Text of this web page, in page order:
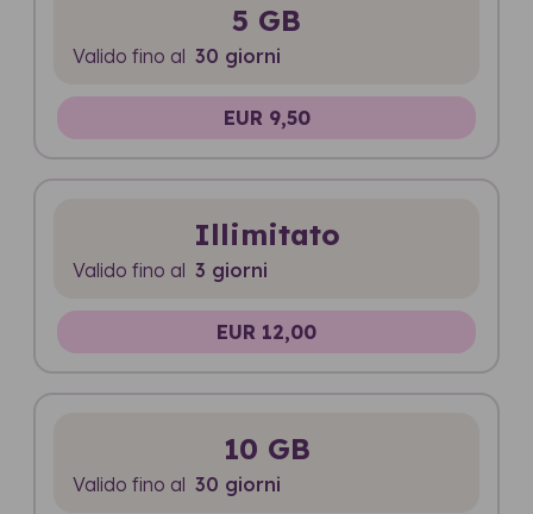
5 GB
Valido fino al 30 giorni
EUR 9,50
Illimitato
Valido fino al 3 giorni
EUR 12,00
10 GB
Valido fino al 30 giorni